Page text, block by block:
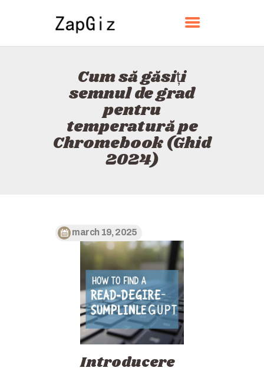
Cum să găsiți
semnul de grad
pentru
temperatură pe
Chromebook (Ghid
2024)
ZAPGIZ
ACASĂ
DESPRE
CONTACT
POLITICĂ
ROMÂNĂ
march 19, 2025
Introducere